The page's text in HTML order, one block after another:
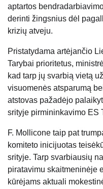
aptartos
derinti žingsnius dėl
krizių atveju.
Pristatydama artėjančio
Tarybai prioritetus,
kad tarp jų svarbią vietą
visuomenės atsparumą
atstovas pažadėjo
srityje pirmininkavimo ES
F. Mollicone taip pat
komiteto inicijuotas
srityje. Tarp svarbiausių
piratavimu skaitmeninėje
kūrėjams aktuali